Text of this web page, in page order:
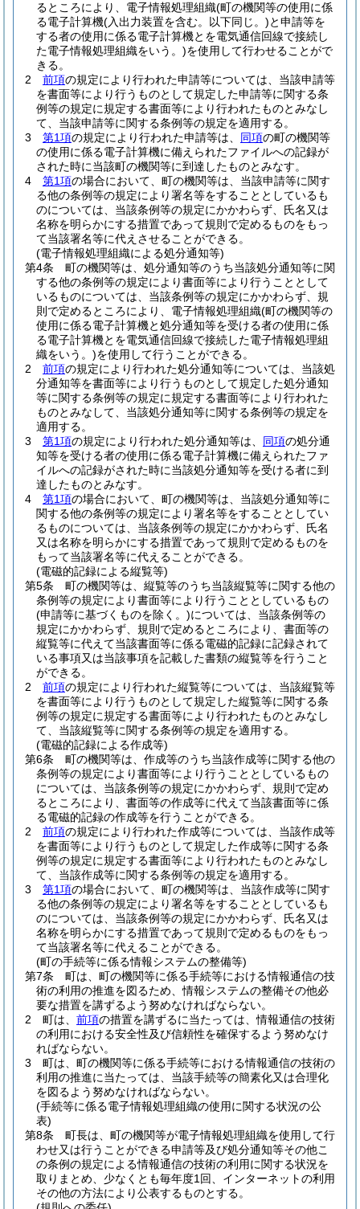
るところにより、電子情報処理組織(町の機関等の使用に係
る電子計算機(入出力装置を含む。以下同じ。)と申請等を
する者の使用に係る電子計算機とを電気通信回線で接続し
た電子情報処理組織をいう。)を使用して行わせることがで
きる。
2
前項の規定により行われた申請等については、当該申請等
を書面等により行うものとして規定した申請等に関する条
例等の規定に規定する書面等により行われたものとみなし
て、当該申請等に関する条例等の規定を適用する。
3
第1項の規定により行われた申請等は、 同項の町の機関等
の使用に係る電子計算機に備えられたファイルへの記録が
された時に当該町の機関等に到達したものとみなす。
4
第1項の場合において、町の機関等は、当該申請等に関す
る他の条例等の規定により署名等をすることとしているも
のについては、当該条例等の規定にかかわらず、氏名又は
名称を明らかにする措置であって規則で定めるものをもっ
て当該署名等に代えさせることができる。
(電子情報処理組織による処分通知等)
第4条
町の機関等は、処分通知等のうち当該処分通知等に関
する他の条例等の規定により書面等により行うこととして
いるものについては、当該条例等の規定にかかわらず、規
則で定めるところにより、電子情報処理組織(町の機関等の
使用に係る電子計算機と処分通知等を受ける者の使用に係
る電子計算機とを電気通信回線で接続した電子情報処理組
織をいう。)を使用して行うことができる。
2
前項の規定により行われた処分通知等については、当該処
分通知等を書面等により行うものとして規定した処分通知
等に関する条例等の規定に規定する書面等により行われた
ものとみなして、当該処分通知等に関する条例等の規定を
適用する。
3
第1項の規定により行われた処分通知等は、 同項の処分通
知等を受ける者の使用に係る電子計算機に備えられたファ
イルへの記録がされた時に当該処分通知等を受ける者に到
達したものとみなす。
4
第1項の場合において、町の機関等は、当該処分通知等に
関する他の条例等の規定により署名等をすることとしてい
るものについては、当該条例等の規定にかかわらず、氏名
又は名称を明らかにする措置であって規則で定めるものを
もって当該署名等に代えることができる。
(電磁的記録による縦覧等)
第5条
町の機関等は、縦覧等のうち当該縦覧等に関する他の
条例等の規定により書面等により行うこととしているもの
(申請等に基づくものを除く。)については、当該条例等の
規定にかかわらず、規則で定めるところにより、書面等の
縦覧等に代えて当該書面等に係る電磁的記録に記録されて
いる事項又は当該事項を記載した書類の縦覧等を行うこと
ができる。
2
前項の規定により行われた縦覧等については、当該縦覧等
を書面等により行うものとして規定した縦覧等に関する条
例等の規定に規定する書面等により行われたものとみなし
て、当該縦覧等に関する条例等の規定を適用する。
(電磁的記録による作成等)
第6条
町の機関等は、作成等のうち当該作成等に関する他の
条例等の規定により書面等により行うこととしているもの
については、当該条例等の規定にかかわらず、規則で定め
るところにより、書面等の作成等に代えて当該書面等に係
る電磁的記録の作成等を行うことができる。
2
前項の規定により行われた作成等については、当該作成等
を書面等により行うものとして規定した作成等に関する条
例等の規定に規定する書面等により行われたものとみなし
て、当該作成等に関する条例等の規定を適用する。
3
第1項の場合において、町の機関等は、当該作成等に関す
る他の条例等の規定により署名等をすることとしているも
のについては、当該条例等の規定にかかわらず、氏名又は
名称を明らかにする措置であって規則で定めるものをもっ
て当該署名等に代えることができる。
(町の手続等に係る情報システムの整備等)
第7条
町は、町の機関等に係る手続等における情報通信の技
術の利用の推進を図るため、情報システムの整備その他必
要な措置を講ずるよう努めなければならない。
2
町は、 前項の措置を講ずるに当たっては、情報通信の技術
の利用における安全性及び信頼性を確保するよう努めなけ
ればならない。
3
町は、町の機関等に係る手続等における情報通信の技術の
利用の推進に当たっては、当該手続等の簡素化又は合理化
を図るよう努めなければならない。
(手続等に係る電子情報処理組織の使用に関する状況の公
表)
第8条
町長は、町の機関等が電子情報処理組織を使用して行
わせ又は行うことができる申請等及び処分通知等その他こ
の条例の規定による情報通信の技術の利用に関する状況を
取りまとめ、少なくとも毎年度1回、インターネットの利用
その他の方法により公表するものとする。